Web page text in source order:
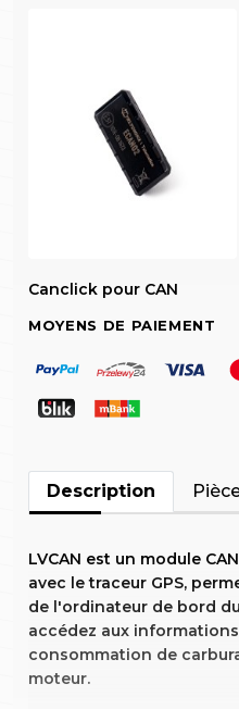
Canclick pour CAN
MOYENS DE PAIEMENT
Description
LVCAN est un module
avec le traceur GPS,
de l'ordinateur de bord
accédez aux
consommation de
moteur.